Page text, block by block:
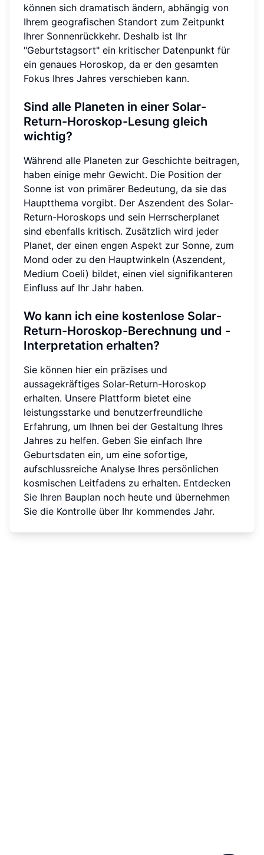
können sich dramatisch ändern, abhängig von
Ihrem geografischen Standort zum Zeitpunkt
Ihrer Sonnenrückkehr. Deshalb ist Ihr
"Geburtstagsort" ein kritischer Datenpunkt für
ein genaues Horoskop, da er den gesamten
Fokus Ihres Jahres verschieben kann.
Sind alle Planeten in einer Solar-
Return-Horoskop-Lesung gleich
wichtig?
Während alle Planeten zur Geschichte beitragen,
haben einige mehr Gewicht. Die Position der
Sonne ist von primärer Bedeutung, da sie das
Hauptthema vorgibt. Der Aszendent des Solar-
Return-Horoskops und sein Herrscherplanet
sind ebenfalls kritisch. Zusätzlich wird jeder
Planet, der einen engen Aspekt zur Sonne, zum
Mond oder zu den Hauptwinkeln (Aszendent,
Medium Coeli) bildet, einen viel signifikanteren
Einfluss auf Ihr Jahr haben.
Wo kann ich eine kostenlose Solar-
Return-Horoskop-Berechnung und -
Interpretation erhalten?
Sie können hier ein präzises und
aussagekräftiges Solar-Return-Horoskop
erhalten. Unsere Plattform bietet eine
leistungsstarke und benutzerfreundliche
Erfahrung, um Ihnen bei der Gestaltung Ihres
Jahres zu helfen. Geben Sie einfach Ihre
Geburtsdaten ein, um eine sofortige,
aufschlussreiche Analyse Ihres persönlichen
kosmischen Leitfadens zu erhalten. Entdecken
Sie Ihren Bauplan noch heute und übernehmen
Sie die Kontrolle über Ihr kommendes Jahr.